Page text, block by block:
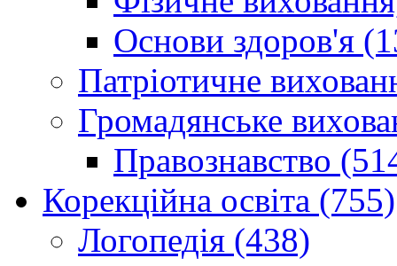
Основи здоров'я
Патріотичне
Громадянське
Правознавство
Корекційна освіта (755)
Логопедія (438)